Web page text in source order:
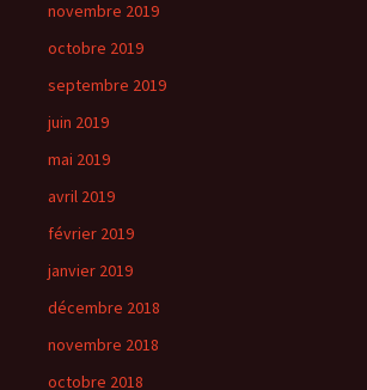
novembre 2019
octobre 2019
septembre 2019
juin 2019
mai 2019
avril 2019
février 2019
janvier 2019
décembre 2018
novembre 2018
octobre 2018